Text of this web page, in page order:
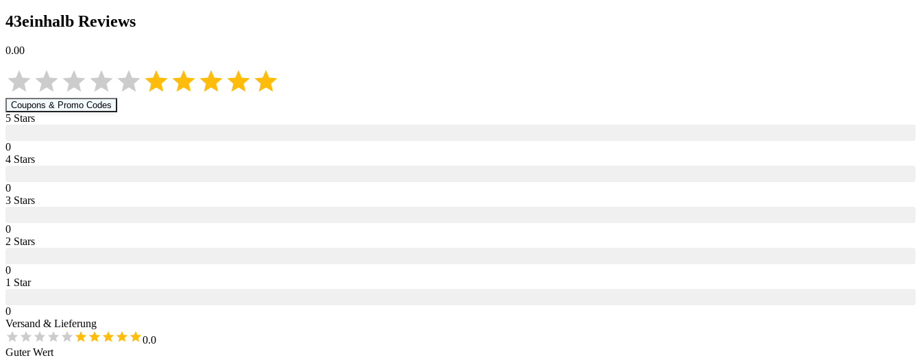
43einhalb Reviews
0.00
Coupons & Promo Codes
5 Stars
0
4 Stars
0
3 Stars
0
2 Stars
0
1 Star
0
Versand & Lieferung
0.0
Guter Wert